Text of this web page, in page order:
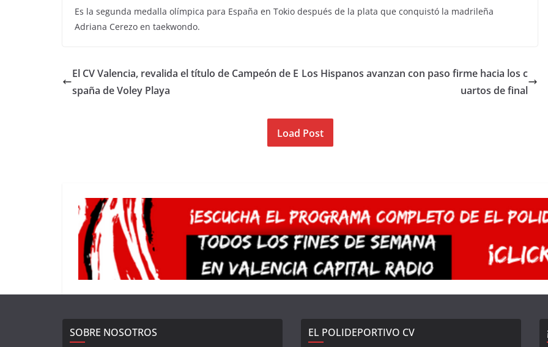
Es la segunda medalla olímpica para España en Tokio después de la plata que conquistó la madrileña
Adriana Cerezo en taekwondo.
El CV Valencia, revalida el título de Campeón de E
spaña de Voley Playa
Los Hispanos avanzan con paso firme hacia los c
uartos de final
Load Post
SOBRE NOSOTROS EL POLIDEPORTIVO CV